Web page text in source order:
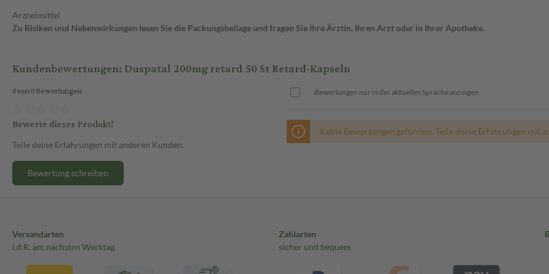
Arzneimittel
Zu Risiken und Nebenwirkungen lesen Sie die Packungsbeilage und fragen Sie Ihre Ärztin, Ihren Arzt oder in Ihrer Apotheke.
Kundenbewertungen: Duspatal 200mg retard 50 St Retard-Kapseln
0 von 0 Bewertungen
Bewerte dieses Produkt!
Teile deine Erfahrungen mit anderen Kunden.
Bewertung schreiben
Bewertungen nur in der aktuellen Sprache anzeigen.
Keine Bewertungen gefunden. Teile deine Erfahrungen mit
Versandarten
i.d.R. am nächsten Werktag
Zahlarten
sicher und bequem